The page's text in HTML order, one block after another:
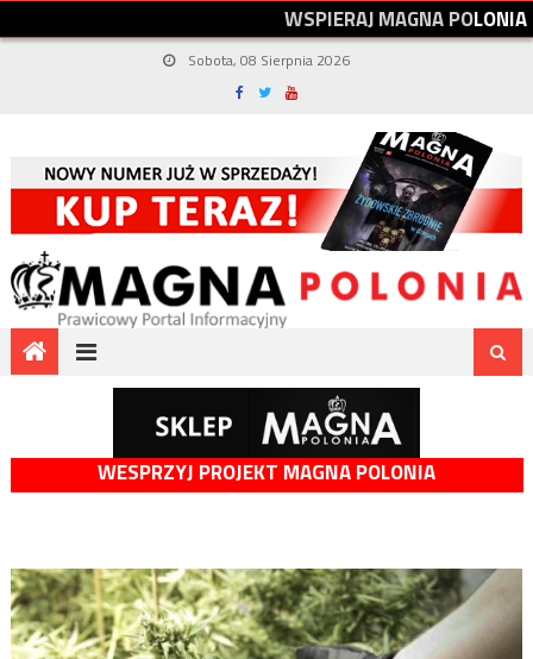
WSPIERAJMAGNAPOLONIA
Sobota, 08 Sierpnia 2026
WESPRZYJ PROJEKT MAGNA POLONIA